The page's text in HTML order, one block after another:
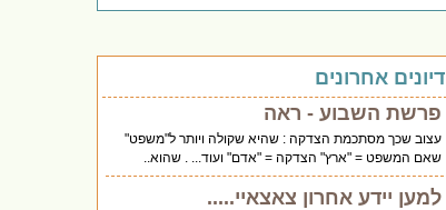
דיונים אחרונים
פרשת השבוע - ראה
עצוב שכך מסתכמת הצדקה : שהיא שקולה ויותר ל"משפט"
שאם המשפט = "ארץ" הצדקה = "אדם" ועוד... . שהוא..
למען יידע אחרון צאצאיי.....